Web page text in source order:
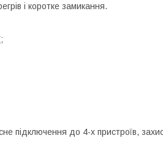
і коротке замикання.
;
підключення до 4-х пристроїв,